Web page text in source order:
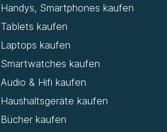
Handys, Smartphones kaufen
Tablets kaufen
Laptops kaufen
Smartwatches kaufen
Audio & Hifi kaufen
Haushaltsgeräte kaufen
Bücher kaufen